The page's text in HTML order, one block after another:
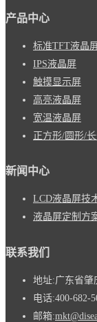
产品中心
标准TFT液晶
IPS液晶屏
触摸显示屏
高亮液晶屏
宽温液晶屏
正方形/圆形/
新闻中心
LCD液晶屏技
液晶屏定制方
联系我们
地址:广东省肇
电话:400-682-
邮箱: